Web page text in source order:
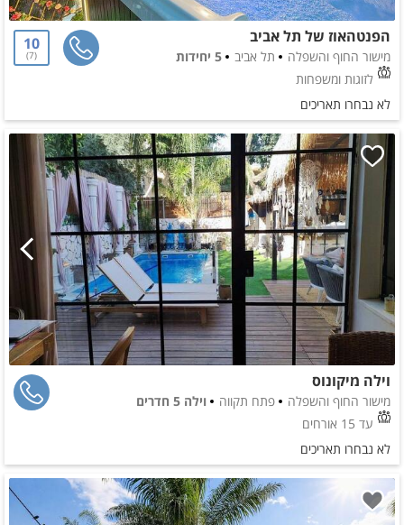
הפנטהאוז של תל אביב
מישור החוף והשפלה תל אביב
5 יחידות
לזוגות ומשפחות
10
7
לא נבחרו תאריכים
וילה מיקונוס
מישור החוף והשפלה פתח תקווה
וילה 5 חדרים
עד 15 אורחים
לא נבחרו תאריכים